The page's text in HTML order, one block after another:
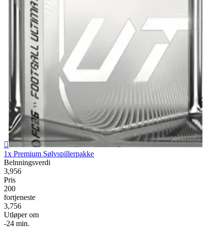

1x Premium Sølvspillerpakke
Belnningsverdi
3,956
Pris
200
fortjeneste
3,756
Utløper om
-24 min.